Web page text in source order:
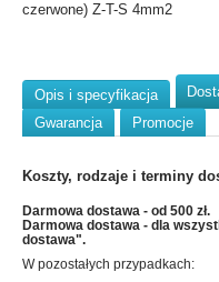
czerwone) Z-T-S 4mm2
Opis i specyfikacja
Gwarancja
Promocje
Koszty, rodzaje i terminy
Darmowa dostawa - od 500 zł.
Darmowa dostawa - dla
dostawa".
W pozostałych przypadkach: